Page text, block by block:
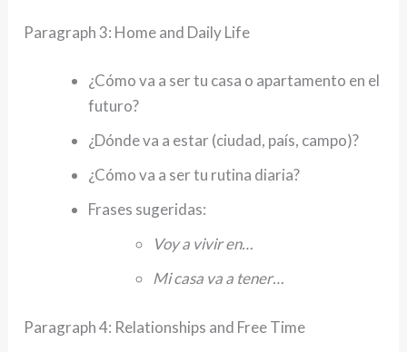
Paragraph 3: Home and Daily Life
¿Cómo va a ser tu casa o apartamento en el
futuro?
¿Dónde va a estar (ciudad, país, campo)?
¿Cómo va a ser tu rutina diaria?
Frases sugeridas:
Voy a vivir en…
Mi casa va a tener…
Paragraph 4: Relationships and Free Time